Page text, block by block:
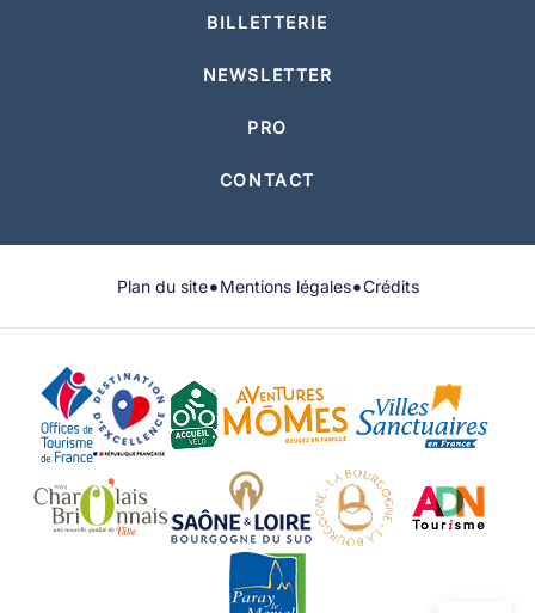
BILLETTERIE
NEWSLETTER
PRO
CONTACT
Plan du site•Mentions légales•Crédits